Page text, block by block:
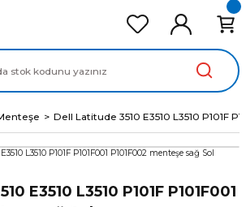
Dell Latitude 3510 E3510 L3510 P101F
E3510 L3510 P101F P101F001